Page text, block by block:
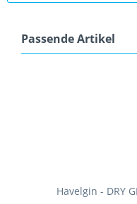
Passende Artikel
Havelgin - DRY